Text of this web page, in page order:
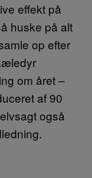
effekt på
huske på alt
op efter
om året –
af 90
også